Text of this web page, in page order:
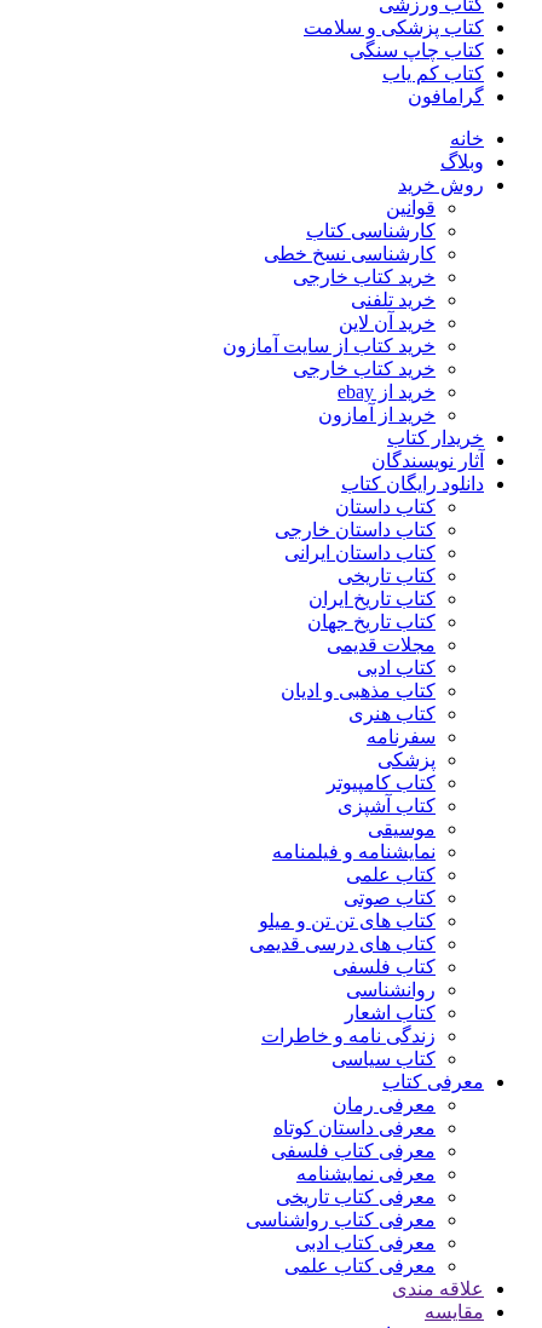
کتاب ورزشی
کتاب پزشکی و سلامت
کتاب چاپ سنگی
کتاب کم یاب
گرامافون
خانه
وبلاگ
روش خرید
قوانین
کارشناسی کتاب
کارشناسی نسخ خطی
خرید کتاب خارجی
خرید تلفنی
خرید آن لاین
خرید کتاب از سایت آمازون
خرید کتاب خارجی
خرید از ebay
خرید از آمازون
خریدار کتاب
آثار نویسندگان
دانلود رایگان کتاب
کتاب داستان
کتاب داستان خارجی
کتاب داستان ایرانی
کتاب تاریخی
کتاب تاریخ ایران
کتاب تاریخ جهان
مجلات قدیمی
کتاب ادبی
کتاب مذهبی و ادیان
کتاب هنری
سفرنامه
پزشکی
کتاب کامپیوتر
کتاب آشپزی
موسیقی
نمایشنامه و فیلمنامه
کتاب علمی
کتاب صوتی
کتاب های تن تن و میلو
کتاب های درسی قدیمی
کتاب فلسفی
روانشناسی
کتاب اشعار
زندگی نامه و خاطرات
کتاب سیاسی
معرفی کتاب
معرفی رمان
معرفی داستان کوتاه
معرفی کتاب فلسفی
معرفی نمایشنامه
معرفی کتاب تاریخی
معرفی کتاب رواشناسی
معرفی کتاب ادبی
معرفی کتاب علمی
علاقه مندی
مقایسه